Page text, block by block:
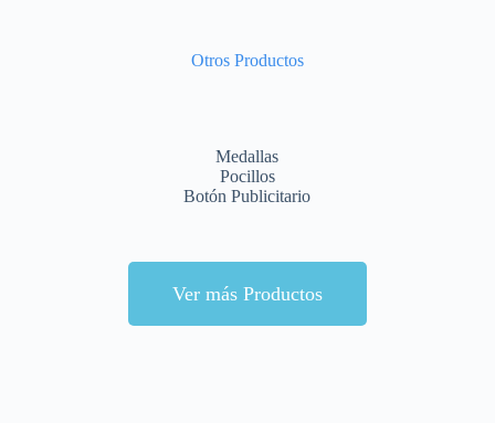
Otros Productos
Medallas
Pocillos
Botón Publicitario
Ver más Productos